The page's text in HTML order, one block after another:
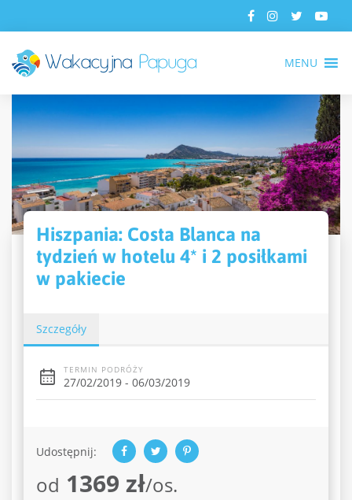
MENU
Hiszpania: Costa Blanca na
tydzień w hotelu 4* i 2 posiłkami
w pakiecie
Szczegóły
TERMIN PODRÓŻY
27/02/2019 - 06/03/2019
Udostępnij:
od 1369 zł/os.